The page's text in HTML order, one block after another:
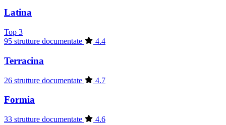
Latina
Top 3
95 strutture documentate
4.4
Terracina
26 strutture documentate 4.7
Formia
33 strutture documentate 4.6